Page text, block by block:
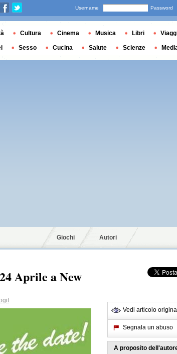
Giochi Autori
Aprile a New
Vedi articolo
Segnala un abuso
A proposito
Username Password
Cultura Cinema Musica Libri
Sesso Cucina Salute Scienze